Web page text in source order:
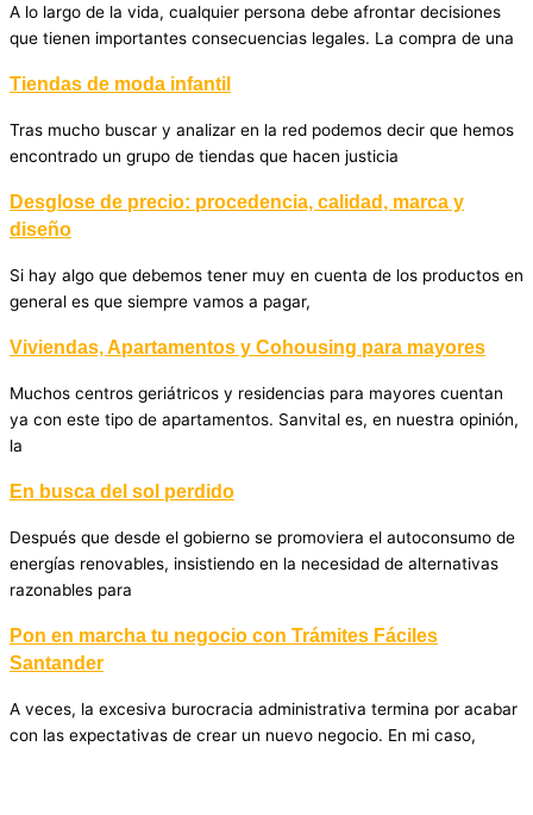
A lo largo de la vida, cualquier persona debe afrontar decisiones
que tienen importantes consecuencias legales. La compra de una
Tiendas de moda infantil
Tras mucho buscar y analizar en la red podemos decir que hemos
encontrado un grupo de tiendas que hacen justicia
Desglose de precio: procedencia, calidad, marca y
diseño
Si hay algo que debemos tener muy en cuenta de los productos en
general es que siempre vamos a pagar,
Viviendas, Apartamentos y Cohousing para mayores
Muchos centros geriátricos y residencias para mayores cuentan
ya con este tipo de apartamentos. Sanvital es, en nuestra opinión,
la
En busca del sol perdido
Después que desde el gobierno se promoviera el autoconsumo de
energías renovables, insistiendo en la necesidad de alternativas
razonables para
Pon en marcha tu negocio con Trámites Fáciles
Santander
A veces, la excesiva burocracia administrativa termina por acabar
con las expectativas de crear un nuevo negocio. En mi caso,